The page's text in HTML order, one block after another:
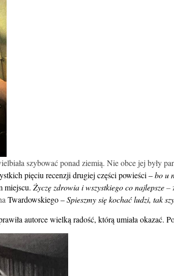
szybować ponad ziemią. Nie obce jej były
pięciu recenzji drugiej części powieści –bo u
miejscu. Życzę zdrowia i wszystkiego co najlepsze–
Twardowskiego –Spieszmy się kochać ludzi, tak
autorce wielką radość, którą umiała okazać.